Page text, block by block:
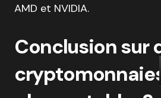
AMD et NVIDIA.
Conclusion sur